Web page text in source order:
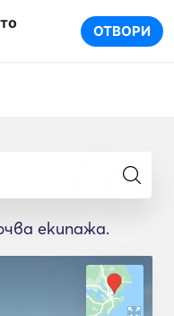
ОТВОРИ
екипажа.